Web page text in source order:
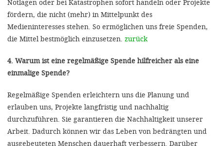
Notlagen oder bei Katastrophen sofort handeln oder Projekte
fördern, die nicht (mehr) in Mittelpunkt des
Medieninteresses stehen. So ermöglichen uns freie Spenden,
die Mittel bestmöglich einzusetzen. zurück
4. Warum ist eine regelmäßige Spende hilfreicher als eine
einmalige Spende?
Regelmäßige Spenden erleichtern uns die Planung und
erlauben uns, Projekte langfristig und nachhaltig
durchzuführen. Sie garantieren die Nachhaltigkeit unserer
Arbeit. Dadurch können wir das Leben von bedrängten und
ausgebeuteten Menschen dauerhaft verbessern. Darüber